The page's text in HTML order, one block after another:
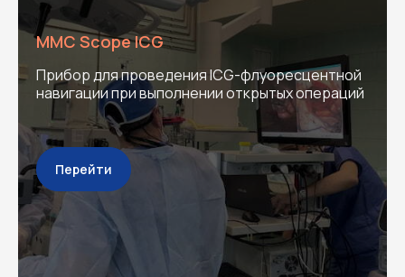
MMC Scope ICG
Прибор для проведения ICG-флуоресцентной
навигации при выполнении открытых операций
Перейти